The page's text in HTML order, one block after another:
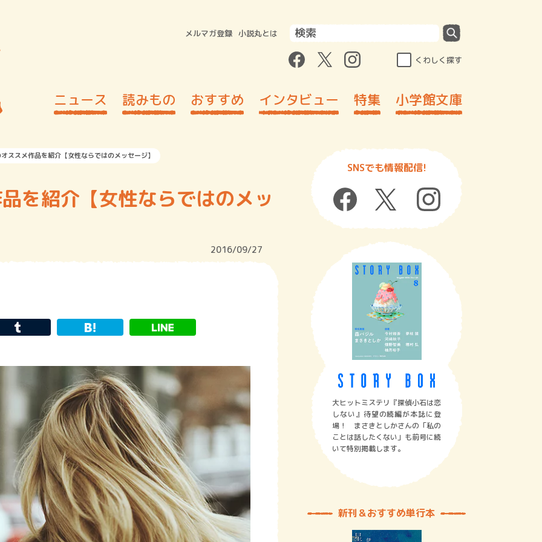
メルマガ登録 小説丸とは
くわしく探す
ニュース 読みもの おすすめ インタビュー 特集 小学館文庫
ススメ作品を紹介【女性ならではのメッセージ】
を紹介【女性ならではのメッ
2016/09/27
SNSでも情報配信!
大ヒットミステリ『探偵小石は恋
しない』待望の続編が本誌に登
場！ まさきとしかさんの「私の
ことは話したくない」も前号に続
いて特別掲載します。
新刊＆おすすめ単行本